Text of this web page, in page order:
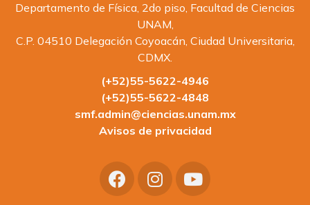
Departamento de Física, 2do piso, Facultad de Ciencias
UNAM,
C.P. 04510 Delegación Coyoacán, Ciudad Universitaria,
CDMX.
(+52)55-5622-4946
(+52)55-5622-4848
smf.admin@ciencias.unam.mx
Avisos de privacidad